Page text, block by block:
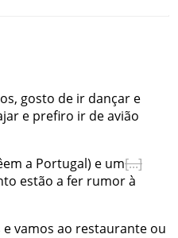
, gosto de ir dançar e
e prefiro ir deavião
a Portugal) e um
estão a fer rumorà
evamos ao restaurante ou